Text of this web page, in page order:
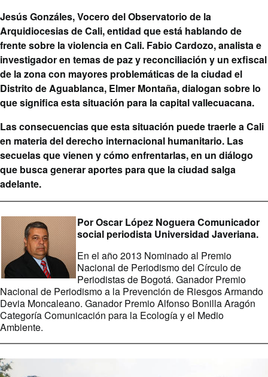
Jesús Gonzáles, Vocero del Observatorio de la
Arquidiocesias de Cali, entidad que está hablando de
frente sobre la violencia en Cali. Fabio Cardozo, analista e
investigador en temas de paz y reconciliación y un exfiscal
de la zona con mayores problemáticas de la ciudad el
Distrito de Aguablanca, Elmer Montaña, dialogan sobre lo
que significa esta situación para la capital vallecuacana.
Las consecuencias que esta situación puede traerle a Cali
en materia del derecho internacional humanitario. Las
secuelas que vienen y cómo enfrentarlas, en un diálogo
que busca generar aportes para que la ciudad salga
adelante.
Por Oscar López Noguera Comunicador
social periodista Universidad Javeriana.
En el año 2013 Nominado al Premio
Nacional de Periodismo del Círculo de
Periodistas de Bogotá. Ganador Premio
Nacional de Periodismo a la Prevención de Riesgos Armando
Devia Moncaleano. Ganador Premio Alfonso Bonilla Aragón
Categoría Comunicación para la Ecología y el Medio
Ambiente.